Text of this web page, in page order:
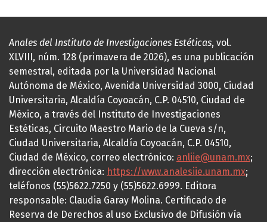
Anales del Instituto de Investigaciones Estéticas, vol.
XLVIII, núm. 128 (primavera de 2026), es una publicación
semestral, editada por la Universidad Nacional
Autónoma de México, Avenida Universidad 3000, Ciudad
Universitaria, Alcaldía Coyoacán, C.P. 04510, Ciudad de
México, a través del Instituto de Investigaciones
Estéticas, Circuito Maestro Mario de la Cueva s/n,
Ciudad Universitaria, Alcaldía Coyoacán, C.P. 04510,
Ciudad de México, correo electrónico: anliie@unam.mx;
dirección electrónica: https://www.analesiie.unam.mx;
teléfonos (55)5622.7250 y (55)5622.6999. Editora
responsable: Claudia Garay Molina. Certificado de
Reserva de Derechos al uso Exclusivo de Difusión vía